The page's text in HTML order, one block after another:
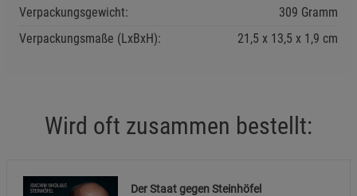
Verpackungsgewicht:
309 Gramm
Verpackungsmaße (LxBxH):
21,5 13,5 1,9 cm
Wird oft zusammen bestellt:
Der Staat gegen Steinhöfel
Notwendige Cookies (5)
Beschreibung Notwendige Cookies
Funktionale Cookies (1)
Beschreibung Funktionale Cookies